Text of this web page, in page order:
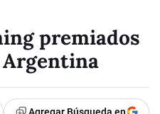
premiados
Argentina